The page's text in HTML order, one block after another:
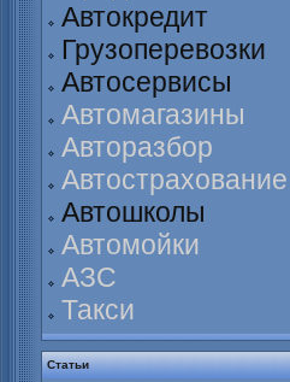
Автокредит
Грузоперевозки
Автосервисы
Автомагазины
Авторазбор
Автострахование
Автошколы
Автомойки
АЗС
Такси
Статьи